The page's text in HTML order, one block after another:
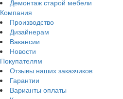
Демонтаж старой мебели
Компания
Производство
Дизайнерам
Вакансии
Новости
Покупателям
Отзывы наших заказчиков
Гарантии
Варианты оплаты